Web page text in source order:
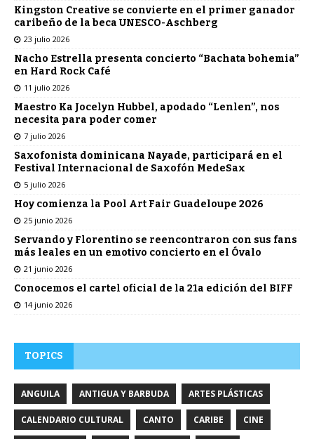
Kingston Creative se convierte en el primer ganador
caribeño de la beca UNESCO-Aschberg
23 julio 2026
Nacho Estrella presenta concierto “Bachata bohemia”
en Hard Rock Café
11 julio 2026
Maestro Ka Jocelyn Hubbel, apodado “Lenlen”, nos
necesita para poder comer
7 julio 2026
Saxofonista dominicana Nayade, participará en el
Festival Internacional de Saxofón MedeSax
5 julio 2026
Hoy comienza la Pool Art Fair Guadeloupe 2026
25 junio 2026
Servando y Florentino se reencontraron con sus fans
más leales en un emotivo concierto en el Óvalo
21 junio 2026
Conocemos el cartel oficial de la 21a edición del BIFF
14 junio 2026
TOPICS
ANGUILA ANTIGUA Y BARBUDA ARTES PLÁSTICAS
CALENDARIO CULTURAL CANTO CARIBE CINE